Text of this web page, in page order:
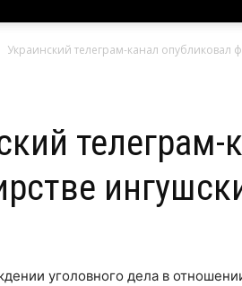
Украинский телеграм-канал опубликовал
уголовного дела в